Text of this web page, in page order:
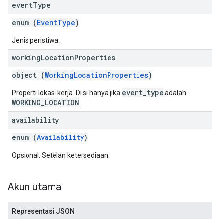
eventType
enum (EventType)
Jenis peristiwa.
workingLocationProperties
object (WorkingLocationProperties)
Properti lokasi kerja. Diisi hanya jika event_type adalah
WORKING_LOCATION
availability
enum (Availability)
Opsional. Setelan ketersediaan.
Akun utama
Representasi JSON